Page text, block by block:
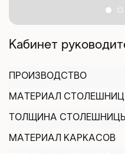
Кабинет
ПРОИЗВОДСТВО
МАТЕРИАЛ СТОЛЕШНИЦ
ТОЛЩИНА
МАТЕРИАЛ КАРКАСОВ